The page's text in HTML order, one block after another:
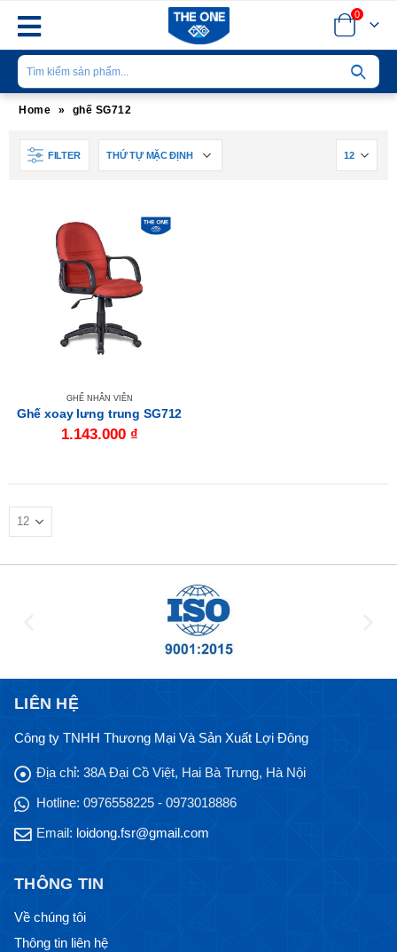
0
Home » ghế SG712
FILTER
GHẾ NHÂN VIÊN
Ghế xoay lưng trung SG712
1.143.000 ₫
LIÊN HỆ
Công ty TNHH Thương Mại Và Sản Xuất Lợi Đông
Địa chỉ: 38A Đại Cồ Việt, Hai Bà Trưng, Hà Nội
Hotline: 0976558225 - 0973018886
Email: loidong.fsr@gmail.com
THÔNG TIN
Về chúng tôi
Thông tin liên hệ